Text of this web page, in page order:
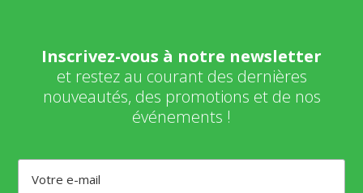
Inscrivez-vous à notre newsletter
et restez au courant des dernières
nouveautés, des promotions et de nos
événements !